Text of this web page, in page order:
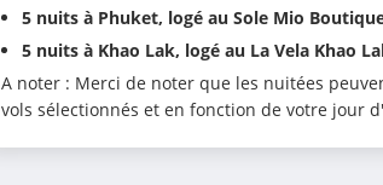
5 nuits à Phuket, logé au Sole Mio
5 nuits à Khao Lak, logé au La Vela Khao
A noter : Merci de noter que les nuitées
vols sélectionnés et en fonction de votre jour